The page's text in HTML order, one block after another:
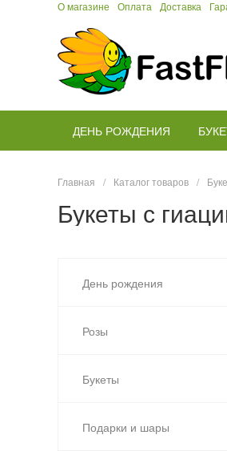
О магазине Оплата Доставка
ДЕНЬ РОЖДЕНИЯ
Главная / Каталог товаров /
Букеты с
День рождения
Розы
Букеты
Подарки и шары